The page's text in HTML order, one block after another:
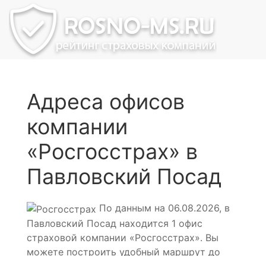
Адреса офисов
компании
«Росгосстрах» в
Павловский Посад
По данным на 06.08.2026, в
Павловский Посад находится 1 офис
страховой компании «Росгосстрах». Вы
можете построить удобный маршрут до